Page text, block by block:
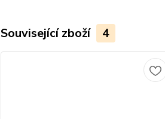
Související zboží 4